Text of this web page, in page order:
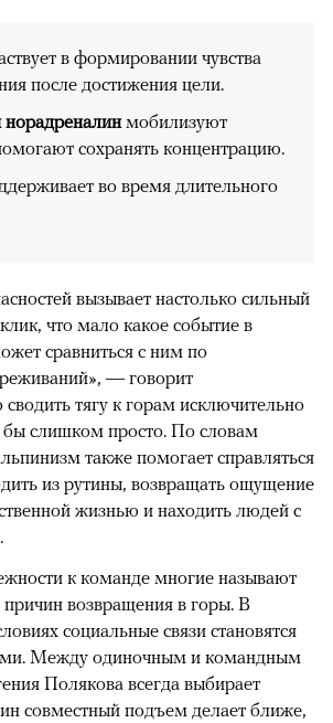
в формировании чувства
после достижения цели.
мобилизуют
сохранять концентрацию.
во время длительного
вызывает настолько сильный
что мало какое событие в
сравниться с ним по
— говорит
тягу к горам исключительно
слишком просто. По словам
также помогает справляться
из рутины, возвращать ощущение
жизнью и находить людей с
к команде многие называют
возвращения в горы. В
социальные связи становятся
Между одиночным и командным
Полякова всегда выбирает
совместный подъем делает ближе,